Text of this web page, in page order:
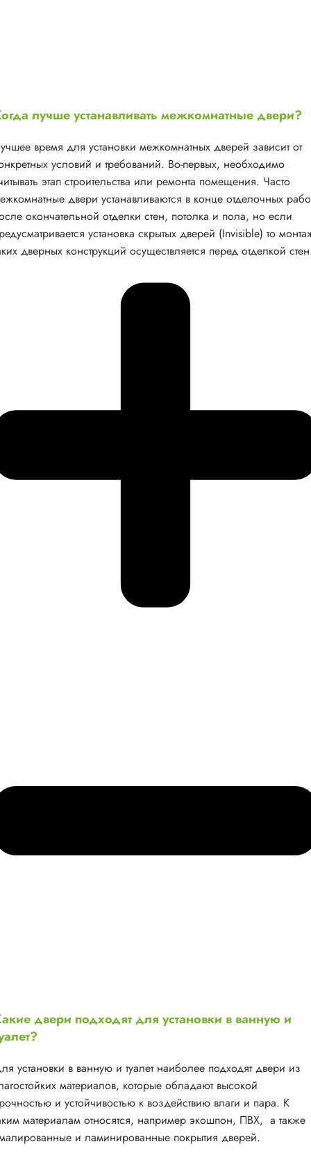
лучше устанавливать межкомнатные двери?
время для установки межкомнатных дверей зависит от
условий и требований. Во-первых, необходимо
этап строительства или ремонта помещения. Часто
двери устанавливаются в конце отделочных
окончательной отделки стен, потолка и пола, но если
установка скрытых дверей (Invisible) то
дверных конструкций осуществляется перед отделкой
двери подходят для установки в ванную и
установки в ванную и туалет наиболее подходят двери из
материалов, которые обладают высокой
и устойчивостью к воздействию влаги и пара. К
материалам относятся, например экошпон, ПВХ, а также
и ламинированные покрытия дверей.